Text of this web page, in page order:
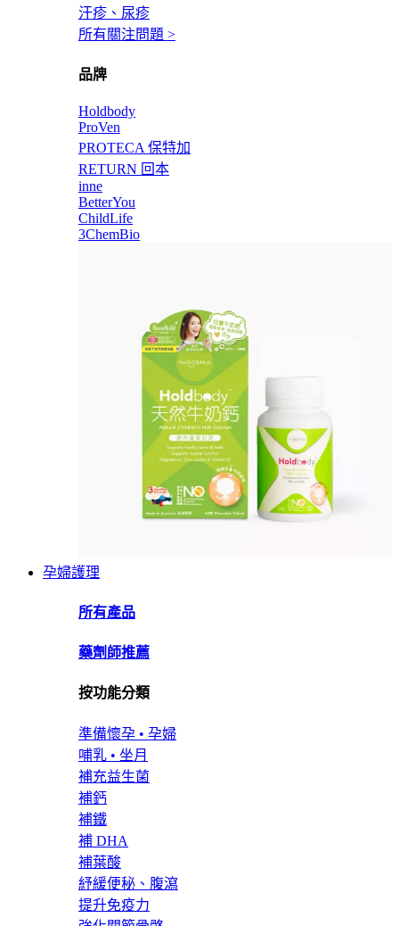
汗疹、尿疹
所有關注問題 >
品牌
Holdbody
ProVen
PROTECA 保特加
RETURN 回本
inne
BetterYou
ChildLife
3ChemBio
孕婦護理
所有產品
藥劑師推薦
按功能分類
準備懷孕 • 孕婦
哺乳 • 坐月
補充益生菌
補鈣
補鐵
補 DHA
補葉酸
紓緩便秘、腹瀉
提升免疫力